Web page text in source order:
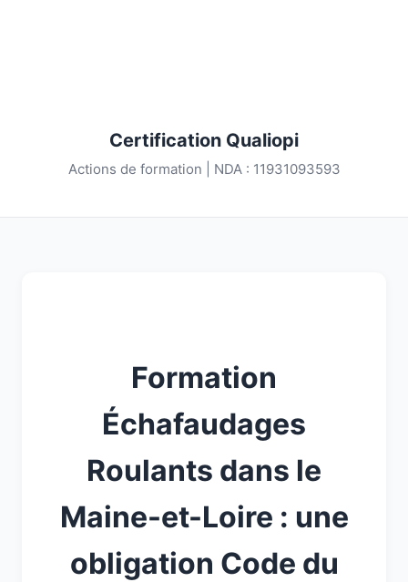
Certification Qualiopi
Actions de formation | NDA : 11931093593
Formation
Échafaudages
Roulants dans le
Maine-et-Loire : une
obligation Code du